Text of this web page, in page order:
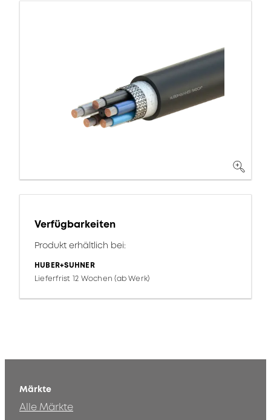
Verfügbarkeiten
Produkt erhältlich bei:
HUBER+SUHNER
Lieferfrist 12 Wochen (ab Werk)
Märkte
Alle Märkte